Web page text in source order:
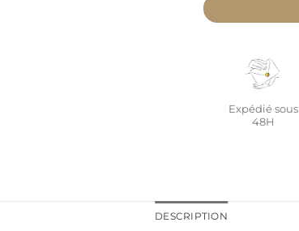
Expédié sous
48H
DESCRIPTION